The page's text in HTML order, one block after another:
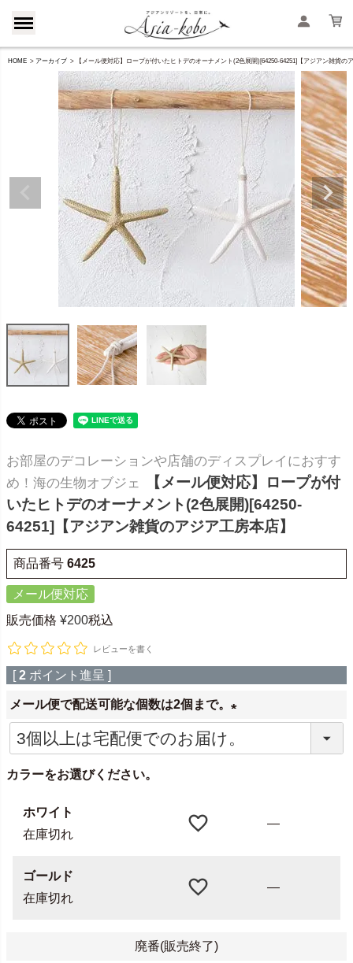
HOME アーカイブ 【メール便対応】ロープが付いたヒトデのオーナメント(2色展開)[64250-64251]【アジアン雑貨の
お部屋のデコレーションや店舗のディスプレイにおすす
め！海の生物オブジェ
【メール便対応】ロープが付
いたヒトデのオーナメント(2色展開)[64250-
64251]【アジアン雑貨のアジア工房本店】
商品番号 6425
メール便対応
販売価格 ¥200税込
レビューを書く
[ 2 ポイント進呈 ]
メール便で配送可能な個数は2個まで。
必
カラーをお選びください。
ホワイト
在庫切れ
—
ゴールド
在庫切れ
—
廃番(販売終了)